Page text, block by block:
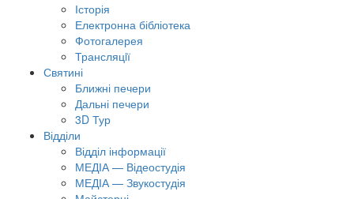
Історія
Електронна бібліотека
Фотогалерея
Трансляцiї
Святині
Ближні печери
Дальні печери
3D Тур
Відділи
Відділ інформації
МЕДІА — Відеостудія
МЕДІА — Звукостудія